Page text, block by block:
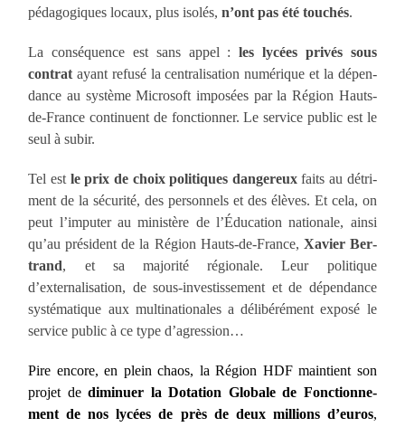
pédago­giques locaux, plus iso­lés,n’ont pas été tou­chés.
La consé­quence est sans appel :les lycées pri­vés sous
contratayant refu­sé la centralisa­tion numé­rique et la dépen­
dance au sys­tème Micro­soft impo­sées par la Région Hauts-
de-France conti­nuent de fonc­tion­ner. Le ser­vice public est le
seul à subir.
Tel est le prix de choix poli­tiques dan­ge­reuxfaits au détri­
ment de la sécu­ri­té, des person­nels et des élèves. Et cela, on
peut l’imputer au minis­tère de l’Éducation natio­nale, ain­si
qu’au pré­sident de la Ré­gion Hauts-de-France, Xavier Ber­
trand, et sa majo­ri­té régio­nale. Leur poli­tique
d’externalisation, de sous-inves­tis­se­ment et de dépen­dance
sys­té­ma­tique aux multina­tionales a déli­bé­ré­ment expo­sé le
ser­vice public à ce type d’agression…
Pire encore, en plein chaos, la Région HDF main­tient son
pro­jet dedimi­nuer la Dota­tion Glo­bale de Fonc­tion­ne­
ment de nos lycées de près de deux mil­lions d’euros,